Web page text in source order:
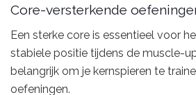
Core-versterkende
Een sterke core is essentieel voor
stabiele positie tijdens de muscle-
belangrijk om je kernspieren te
oefeningen.